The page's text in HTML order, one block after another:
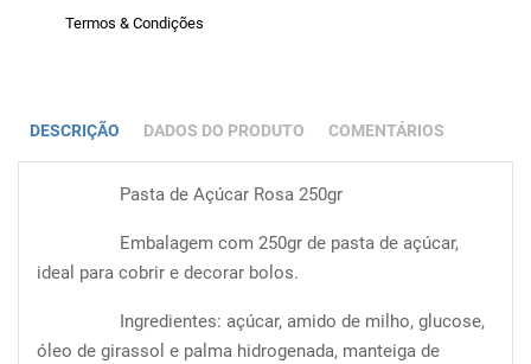
Termos & Condições
DESCRIÇÃO DADOS DO PRODUTO COMENTÁRIOS
Pasta de Açúcar Rosa 250gr
Embalagem com 250gr de pasta de açúcar,
ideal para cobrir e decorar bolos.
Ingredientes: açúcar, amido de milho, glucose,
óleo de girassol e palma hidrogenada, manteiga de